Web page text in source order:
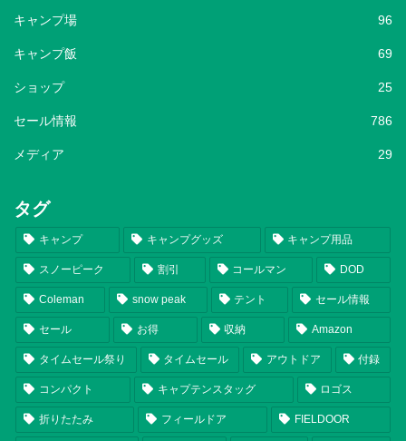
キャンプ場 96
キャンプ飯 69
ショップ 25
セール情報 786
メディア 29
タグ
キャンプ キャンプグッズ キャンプ用品
スノーピーク 割引 コールマン DOD
Coleman snow peak テント セール情報
セール お得 収納 Amazon
タイムセール祭り タイムセール アウトドア 付録
コンパクト キャプテンスタッグ ロゴス
折りたたみ フィールドア FIELDOOR